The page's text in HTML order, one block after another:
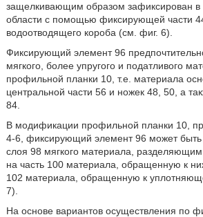
защелкивающим образом зафиксирован в
области с помощью фиксирующей части
водоотводящего короба (см. фиг. 6).
Фиксирующий элемент 96
мягкого, более упругого и податливого
профильной планки 10, т.е. материала
центральной части 56 и ножек 48, 50, а
84.
В модификации профильной планки 10,
4-6, фиксирующий элемент 96 может быть
слоя 98 мягкого материала,
на часть 100 материала, обращенную к
102 материала, обращенную к
7).
На основе вариантов осуществления по